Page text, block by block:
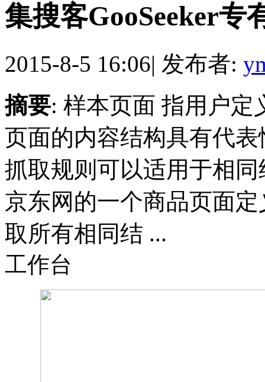
集搜客GooSeeker专
2015-8-5 16:06| 发布者:
摘要: 样本页面 指用户定
页面的内容结构具有代
抓取规则可以适用于相
京东网的一个商品页面
取所有相同结 ...
工作台